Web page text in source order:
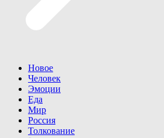
Новое
Человек
Эмоции
Еда
Мир
Россия
Толкование